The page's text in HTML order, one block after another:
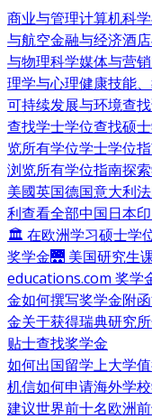
商业与管理计算机科
与航空金融与经济酒
与物理科学媒体与营销
理学与心理健康技能
可持续发展与环境查
查找学士学位查找硕
览所有学位学士学位
浏览所有学位指南探
美國英国德国意大利
利查看全部中国日本
🏛 在欧洲学习硕士学
奖学金🌉 美国研究生
educations.com 奖学
金如何撰写奖学金附函
金关于获得瑞典研究
贴士查找奖学金
如何出国留学上大学
机信如何申请海外学校
建议世界前十名欧洲